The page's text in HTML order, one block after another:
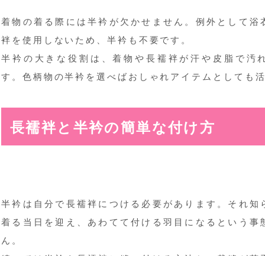
着物の着る際には半衿が欠かせません。例外として浴
袢を使用しないため、半衿も不要です。
半衿の大きな役割は、着物や長襦袢が汗や皮脂で汚
す。色柄物の半衿を選べばおしゃれアイテムとしても
長襦袢と半衿の簡単な付け方
半衿は自分で長襦袢につける必要があります。それ知
着る当日を迎え、あわてて付ける羽目になるという事
ん。